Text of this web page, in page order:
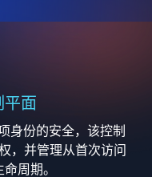
平面
身份的安全，该控制
，并管理从首次访问
周期。